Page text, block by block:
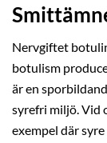
Nervgiftet
botulism
är en
syrefri miljö. Vid
exempel där